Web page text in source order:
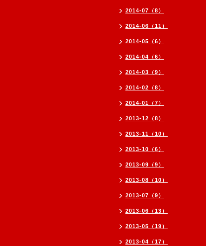
2014-07（8）
2014-06（11）
2014-05（6）
2014-04（6）
2014-03（9）
2014-02（8）
2014-01（7）
2013-12（8）
2013-11（10）
2013-10（6）
2013-09（9）
2013-08（10）
2013-07（9）
2013-06（13）
2013-05（19）
2013-04（17）